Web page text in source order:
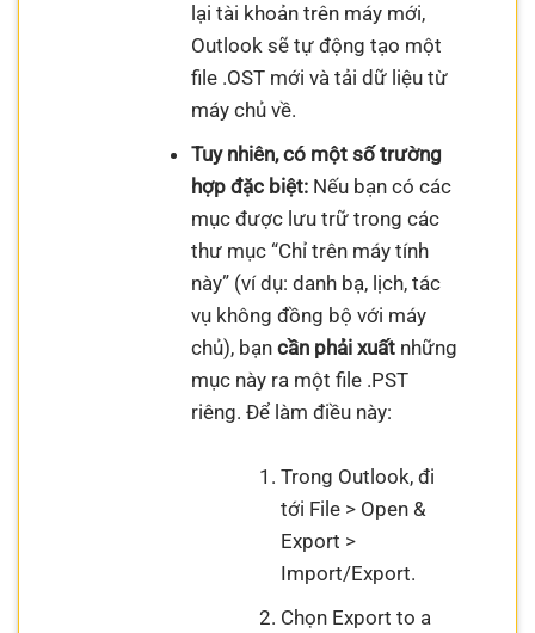
lại tài khoản trên máy mới,
Outlook sẽ tự động tạo một
file .OST mới và tải dữ liệu từ
máy chủ về.
Tuy nhiên, có một số trường
hợp đặc biệt:Nếu bạn có các
mục được lưu trữ trong các
thư mục “Chỉ trên máy tính
này” (ví dụ: danh bạ, lịch, tác
vụ không đồng bộ với máy
chủ), bạn cần phải xuấtnhững
mục này ra một file .PST
riêng. Để làm điều này:
Trong Outlook, đi
tới File > Open &
Export >
Import/Export.
Chọn Export to a